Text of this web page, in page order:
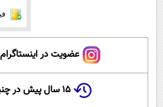
عضویت در
۱۵ سال پیش در چنین روزی